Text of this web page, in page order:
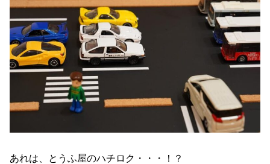
あれは、とうふ屋のハチロク・・・！？